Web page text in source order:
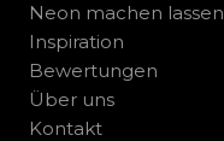
Neon machen lassen
Inspiration
Bewertungen
Über uns
Kontakt